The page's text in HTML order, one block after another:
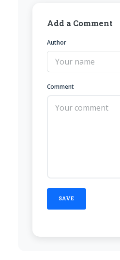
Add a Comment
Author
Comment